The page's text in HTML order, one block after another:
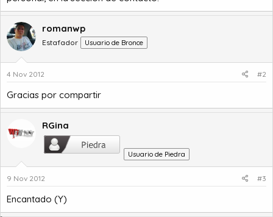
romanwp
Estafador Usuario de Bronce
4 Nov 2012 #2
Gracias por compartir
RGina
Usuario de Piedra
9 Nov 2012 #3
Encantado (Y)